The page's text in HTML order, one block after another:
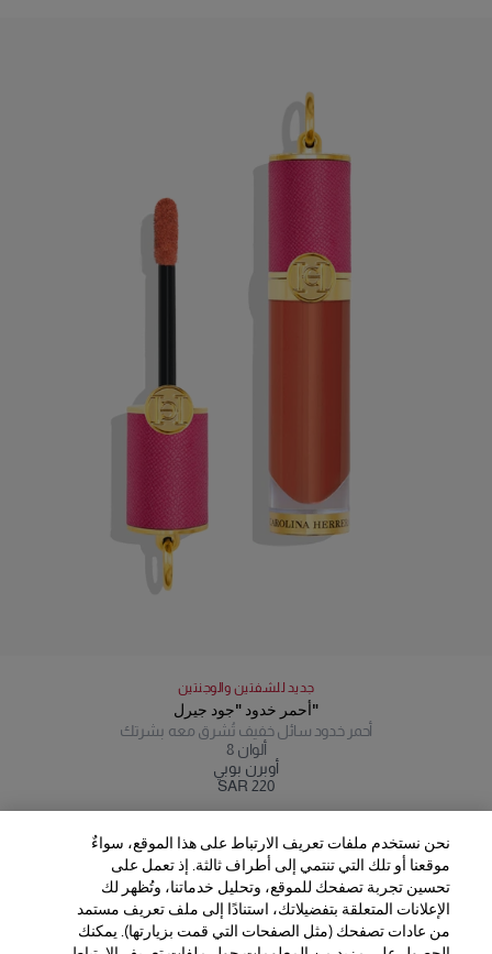
جديد للشفتين والوجنتين
أحمر خدود "جود جيرل"
أحمر خدود سائل خفيف تُشرق معه بشرتك
8 ألوان
أوبرن بوبي
SAR 220
نحن نستخدم ملفات تعريف الارتباط على هذا الموقع، سواءٌ
موقعنا أو تلك التي تنتمي إلى أطراف ثالثة. إذ تعمل على
تحسين تجربة تصفحك للموقع، وتحليل خدماتنا، وتُظهر لك
الإعلانات المتعلقة بتفضيلاتك، استنادًا إلى ملف تعريف مستمد
من عادات تصفحك (مثل الصفحات التي قمت بزيارتها). يمكنك